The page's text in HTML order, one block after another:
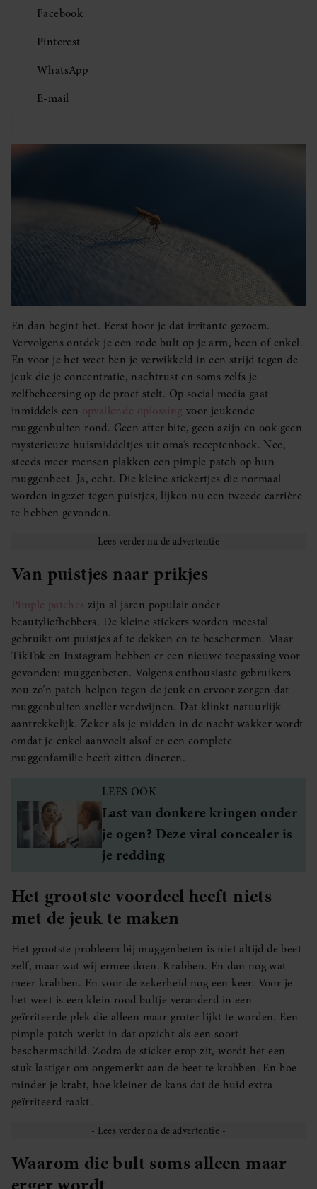
Facebook
Pinterest
WhatsApp
E-mail
En dan begint het. Eerst hoor je dat irritante gezoem.
Vervolgens ontdek je een rode bult op je arm, been of enkel.
En voor je het weet ben je verwikkeld in een strijd tegen de
jeuk die je concentratie, nachtrust en soms zelfs je
zelfbeheersing op de proef stelt. Op social media gaat
inmiddels een opvallende oplossing voor jeukende
muggenbulten rond. Geen after bite, geen azijn en ook geen
mysterieuze huismiddeltjes uit oma’s receptenboek. Nee,
steeds meer mensen plakken een pimple patch op hun
muggenbeet. Ja, echt. Die kleine stickertjes die normaal
worden ingezet tegen puistjes, lijken nu een tweede carrière
te hebben gevonden.
Van puistjes naar prikjes
Pimple patches zijn al jaren populair onder
beautyliefhebbers. De kleine stickers worden meestal
gebruikt om puistjes af te dekken en te beschermen. Maar
TikTok en Instagram hebben er een nieuwe toepassing voor
gevonden: muggenbeten. Volgens enthousiaste gebruikers
zou zo’n patch helpen tegen de jeuk en ervoor zorgen dat
muggenbulten sneller verdwijnen. Dat klinkt natuurlijk
aantrekkelijk. Zeker als je midden in de nacht wakker wordt
omdat je enkel aanvoelt alsof er een complete
muggenfamilie heeft zitten dineren.
LEES OOK
Last van donkere kringen onder
je ogen? Deze viral concealer is
je redding
Het grootste voordeel heeft niets
met de jeuk te maken
Het grootste probleem bij muggenbeten is niet altijd de beet
zelf, maar wat wij ermee doen. Krabben. En dan nog wat
meer krabben. En voor de zekerheid nog een keer. Voor je
het weet is een klein rood bultje veranderd in een
geïrriteerde plek die alleen maar groter lijkt te worden. Een
pimple patch werkt in dat opzicht als een soort
beschermschild. Zodra de sticker erop zit, wordt het een
stuk lastiger om ongemerkt aan de beet te krabben. En hoe
minder je krabt, hoe kleiner de kans dat de huid extra
geïrriteerd raakt.
Waarom die bult soms alleen maar